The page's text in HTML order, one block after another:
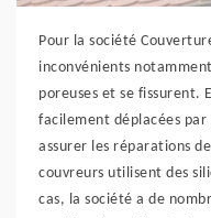
Pour la société
inconvénients
poreuses et se fissurent.
facilement déplacées par
assurer les réparations
couvreurs utilisent des
cas, la société a de